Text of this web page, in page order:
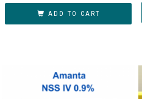
ADD TO CART